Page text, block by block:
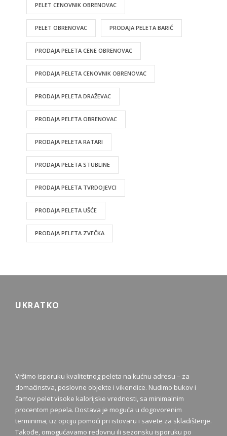
PELET CENOVNIK OBRENOVAC
PELET OBRENOVAC PRODAJA PELETA BARIČ
PRODAJA PELETA CENE OBRENOVAC
PRODAJA PELETA CENOVNIK OBRENOVAC
PRODAJA PELETA DRAŽEVAC
PRODAJA PELETA OBRENOVAC
PRODAJA PELETA RATARI
PRODAJA PELETA STUBLINE
PRODAJA PELETA TVRDOJEVCI
PRODAJA PELETA UŠĆE
PRODAJA PELETA ZVEČKA
UKRATKO
Vršimo isporuku kvalitetnog peleta na kućnu adresu – za
domaćinstva, poslovne objekte i vikendice. Nudimo bukov i
čamov pelet visoke kalorijske vrednosti, sa minimalnim
procentom pepela. Dostava je moguća u dogovorenim
terminima, uz opciju pomoći pri istovaru i savete za skladištenje.
Takođe, omogućavamo redovnu ili sezonsku isporuku po